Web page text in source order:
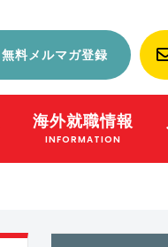
無料メルマガ登録
海外就職情報
INFORMATION